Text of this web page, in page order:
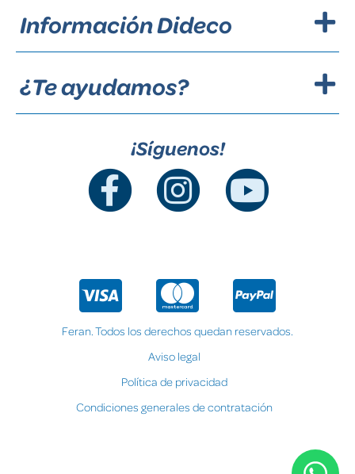
Información Dideco
¿Te ayudamos?
¡Síguenos!
Feran. Todos los derechos quedan reservados.
Aviso legal
Política de privacidad
Condiciones generales de contratación